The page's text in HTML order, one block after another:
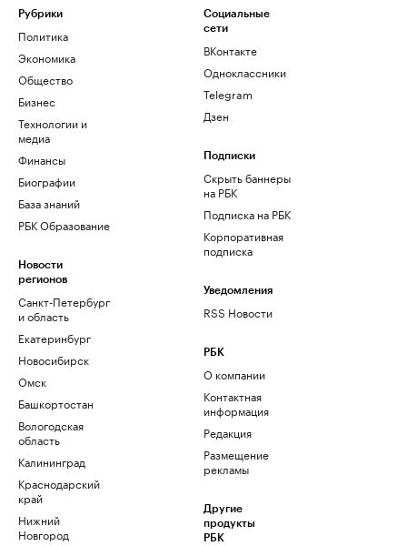
Рубрики
Политика
Экономика
Общество
Бизнес
Технологии и
медиа
Финансы
Биографии
База знаний
РБК Образование
Новости
регионов
Санкт-Петербург
и область
Екатеринбург
Новосибирск
Омск
Башкортостан
Вологодская
область
Калининград
Краснодарский
край
Нижний
Новгород
Социальные
сети
ВКонтакте
Одноклассники
Telegram
Дзен
Подписки
Скрыть баннеры
на РБК
Подписка на РБК
Корпоративная
подписка
Уведомления
RSS Новости
РБК
О компании
Контактная
информация
Редакция
Размещение
рекламы
Другие
продукты
РБК